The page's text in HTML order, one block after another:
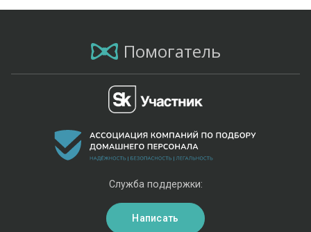
Помогатель
Служба поддержки:
Написать